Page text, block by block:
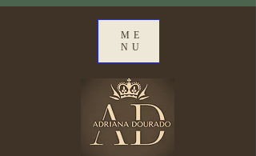
ME
NU